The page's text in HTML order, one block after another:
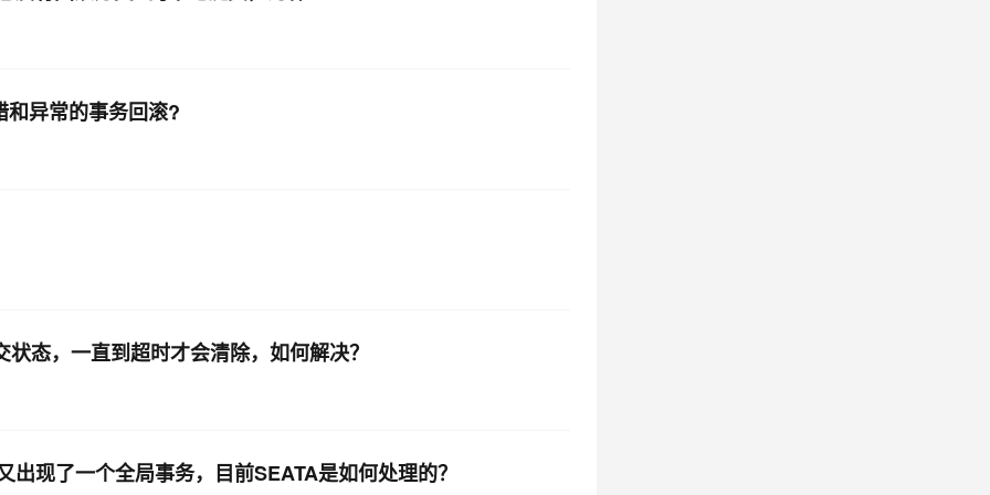
异常的事务回滚?
态，一直到超时才会清除，如何解决？
现了一个全局事务，目前SEATA是如何处理的？